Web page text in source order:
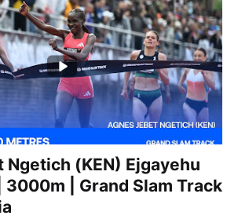
Ngetich (KEN) Ejgayehu
3000m | Grand Slam Track